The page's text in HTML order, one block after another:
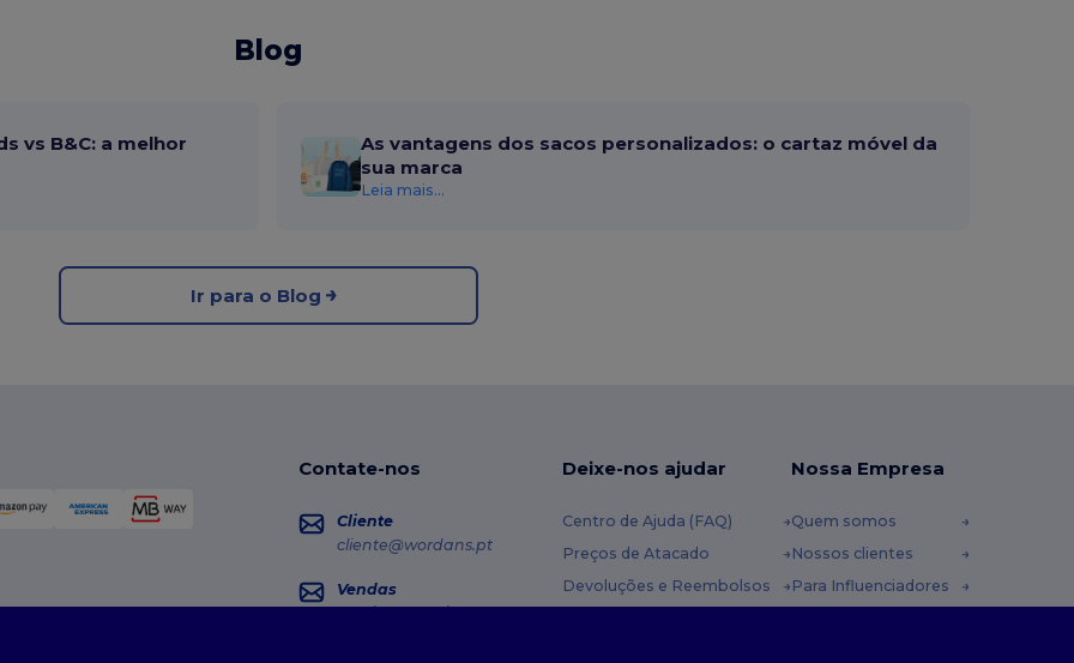
Blog
vs B&C: a melhor
As vantagens dos sacos personalizados: o cartaz móvel da
sua marca
Leia mais...
Ir para o Blog
Contate-nos
Cliente
cliente@wordans.pt
Vendas
vendas@wordans.pt
Deixe-nos ajudar
Centro de Ajuda (FAQ)
Preços de Atacado
Devoluções e Reembolsos
Nossa Empresa
Quem somos
Nossos clientes
Para Influenciadores